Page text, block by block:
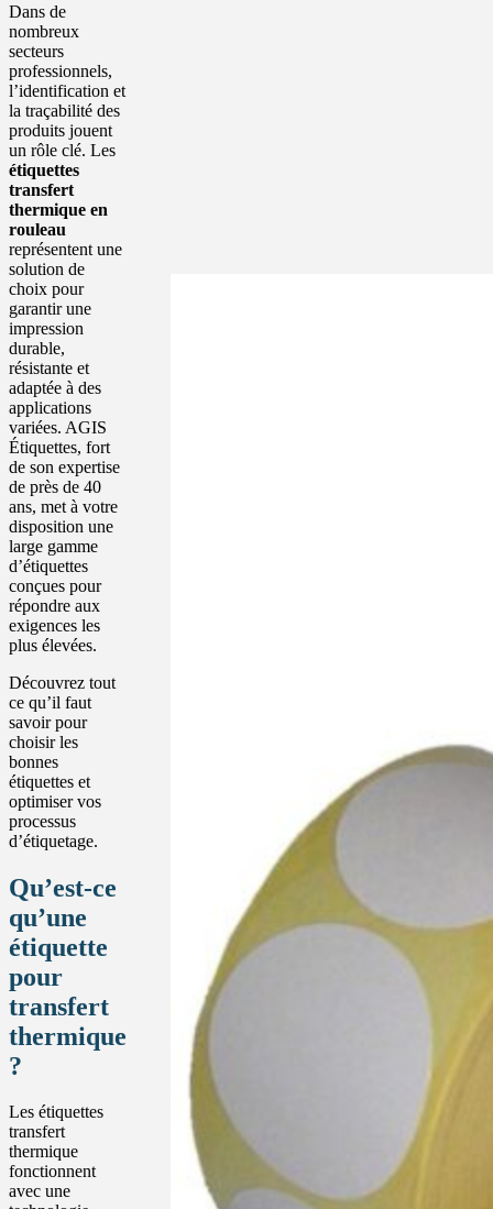
Dans de
nombreux
secteurs
professionnels,
l’identification et
la traçabilité des
produits jouent
un rôle clé. Les
étiquettes
transfert
thermique en
rouleau
représentent une
solution de
choix pour
garantir une
impression
durable,
résistante et
adaptée à des
applications
variées. AGIS
Étiquettes, fort
de son expertise
de près de 40
ans, met à votre
disposition une
large gamme
d’étiquettes
conçues pour
répondre aux
exigences les
plus élevées.
Découvrez tout
ce qu’il faut
savoir pour
choisir les
bonnes
étiquettes et
optimiser vos
processus
d’étiquetage.
Qu’est-ce
qu’une
étiquette
pour
transfert
thermique
?
Les étiquettes
transfert
thermique
fonctionnent
avec une